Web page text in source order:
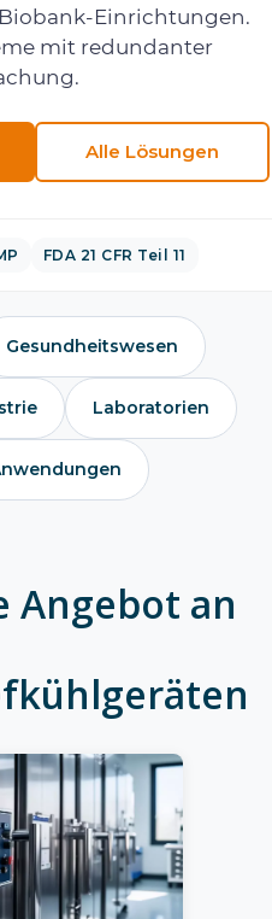
Biobank-Einrichtungen.
mit redundanter
Alle Lösungen
FDA 21 CFR Teil 11
Gesundheitswesen
Laboratorien
Angebot an